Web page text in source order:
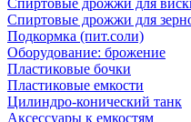
Спиртовые дрожжи для
Спиртовые дрожжи для
Подкормка (пит.соли)
Оборудование: брожение
Пластиковые бочки
Пластиковые емкости
Цилиндро-конический танк
Аксессуары к емкостям